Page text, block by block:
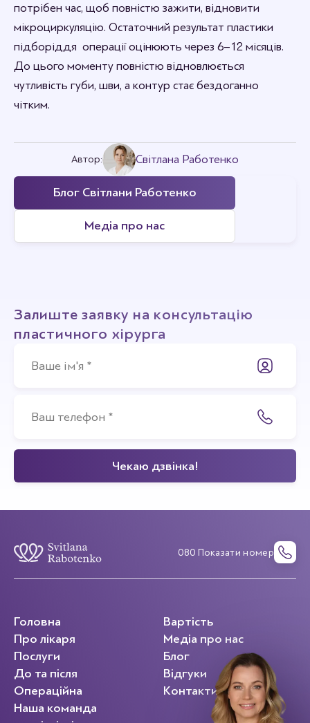
потрібен час, щоб повністю зажити, відновити
мікроциркуляцію. Остаточний результат пластики
підборіддя операції оцінюють через 6–12 місяців.
До цього моменту повністю відновлюється
чутливість губи, шви, а контур стає бездоганно
чітким.
Автор: Світлана Работенко
Блог Світлани Работенко
Медіа про нас
Залиште заявку на консультацію
пластичного хірурга
080 Показати номер
Головна
Про лікаря
Послуги
До та після
Операційна
Наша команда
Вартість
Медіа про нас
Блог
Відгуки
Контакти